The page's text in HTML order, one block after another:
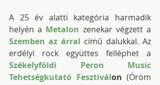
A 25 év alatti kategória harmadik
helyén a Metalon
Szemben az árral című dalukkal. Az
Székelyföldi Peron Music
Tehetségkutató Fesztiválon (Öröm